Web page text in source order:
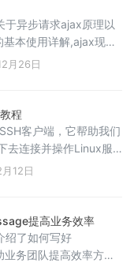
于异步请求ajax原理以
本使用详解,ajax现在
，可以说，只要从事
须要掌握的一名技术，
月26日
程
客户端，它帮助我们
去连接并操作Linux服
入门使用教
下
12日
提高业务效率
绍了如何写好
务团队提高效率方法